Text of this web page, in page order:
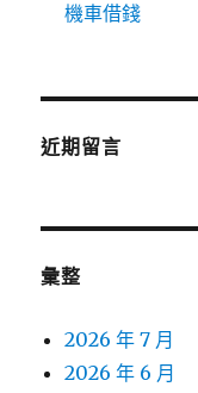
機車借錢
近期留言
彙整
2026 年 7 月
2026 年 6 月